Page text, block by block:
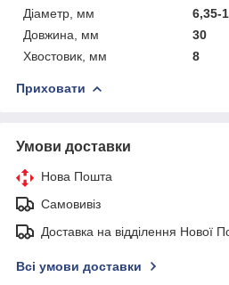
Діаметр, мм
6,35-
Довжина, мм
30
Хвостовик, мм
8
Приховати
Умови доставки
Нова Пошта
Самовивіз
Доставка на відділення Нової
Всі умови доставки